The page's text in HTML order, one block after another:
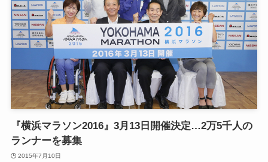
『横浜マラソン2016』3月13日開催決定…2万5千人の
ランナーを募集
2015年7月10日